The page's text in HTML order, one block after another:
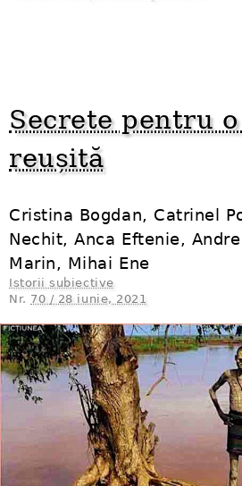
Secrete pentru
reușită
Cristina Bogdan, Catrinel
Nechit, Anca Eftenie,
Marin, Mihai Ene
Istorii subiective
Nr. 70 / 28 iunie, 2021